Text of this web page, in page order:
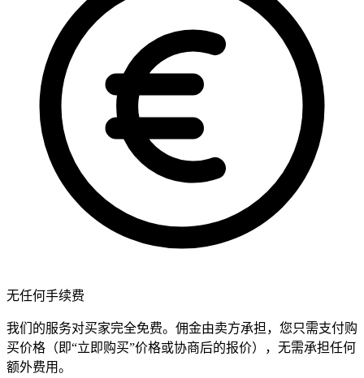
无任何手续费
我们的服务对买家完全免费。佣金由卖方承担，您只需支付购
买价格（即“立即购买”价格或协商后的报价），无需承担任何
额外费用。